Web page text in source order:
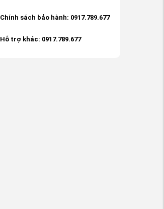
Chính sách bảo hành: 0917.789.677
Hỗ trợ khác: 0917.789.677